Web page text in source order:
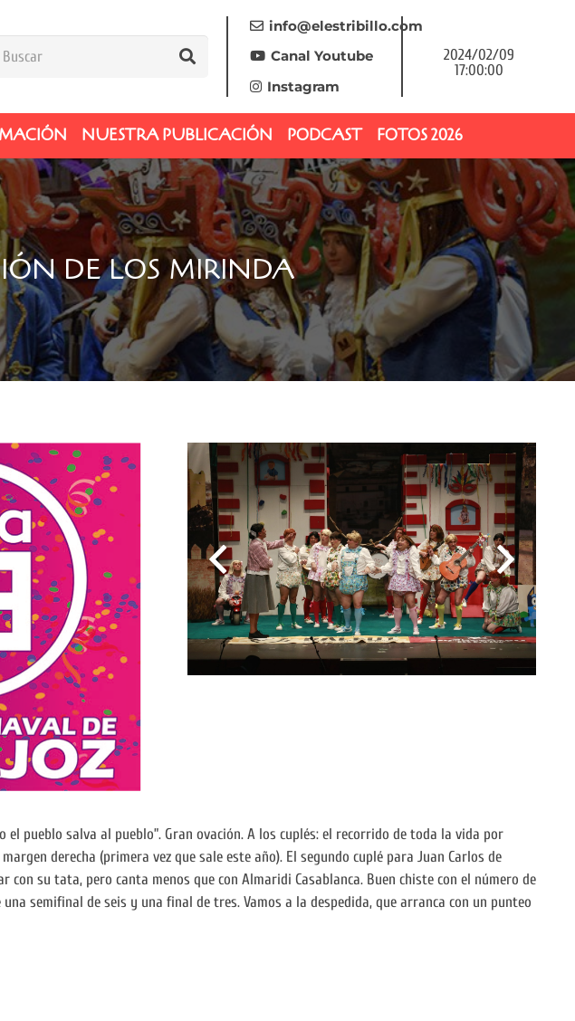
info@elestribillo.com
Canal Youtube
Instagram
2024/02/09
17:00:00
NUESTRA PUBLICACIÓN PODCAST FOTOS 2026
DE LOS MIRINDA
pueblo salva al pueblo”. Gran ovación. A los cuplés: el recorrido de toda la vida por
derecha (primera vez que sale este año). El segundo cuplé para Juan Carlos de
su tata, pero canta menos que con Almaridi Casablanca. Buen chiste con el número de
semifinal de seis y una final de tres. Vamos a la despedida, que arranca con un punteo